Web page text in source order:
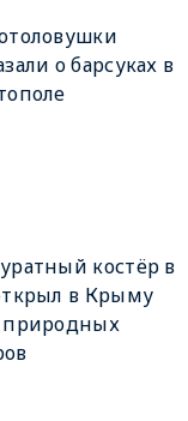
о барсуках в
костёр в
в Крыму
природных